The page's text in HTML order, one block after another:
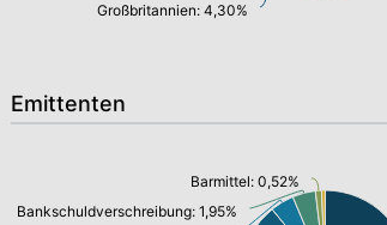
Großbritannien: 4,30%
Emittenten
Bankschuldverschreibung: 1,95%
Barmittel: 0,52%